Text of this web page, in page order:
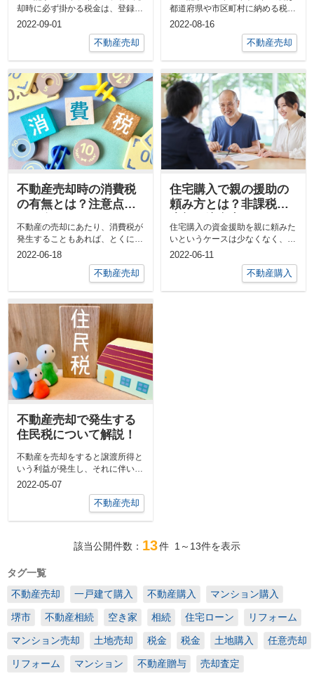
却時に必ず掛かる税金は、登録免
許税と印紙税です●譲...
2022-09-01
不動産売却
解説
都道府県や市区町村に納める税金
で不動産売却で利益が...
2022-08-16
不動産売却
不動産売却時の消費税
の有無とは？注意点も
不動産の売却にあたり、消費税が
発生することもあれば、とくにか
からないこともあります。 適切
2022-06-18
不動産売却
住宅購入で親の援助の
頼み方とは？非課税限
介！
住宅購入の資金援助を親に頼みた
いというケースは少なくなく、援
助によって住宅購入している方々
2022-06-11
不動産購入
不動産売却で発生する
住民税について解説！
不動産を売却をすると譲渡所得と
いう利益が発生し、それに伴い各
種税金が課税されます。 ここで
2022-05-07
不動産売却
該当公開件数： 13件 1～13件を表示
タグ一覧
不動産売却
一戸建て購入 不動産購入 マンション購入
堺市 不動産相続 空き家 相続 住宅ローン リフォーム
マンション売却 土地売却 税金 税金 土地購入 任意売却
リフォーム マンション 不動産贈与 売却査定